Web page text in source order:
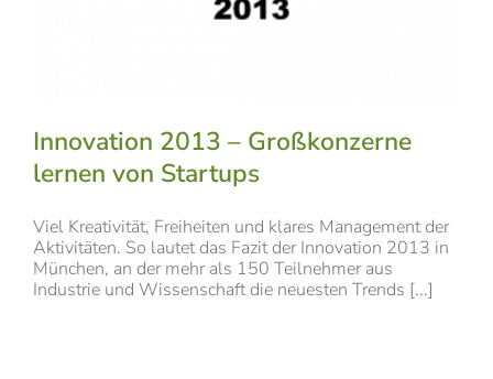
Innovation 2013 – Großkonzerne
lernen von Startups
Viel Kreativität, Freiheiten und klares Management der
Aktivitäten. So lautet das Fazit der Innovation 2013 in
München, an der mehr als 150 Teilnehmer aus
Industrie und Wissenschaft die neuesten Trends [...]